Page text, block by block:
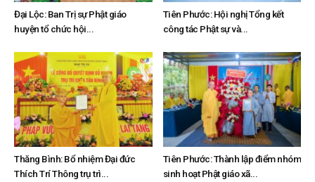
Đại Lộc: Ban Trị sự Phật giáo
huyện tổ chức hội...
Tiên Phước: Hội nghị Tổng kết
công tác Phật sự và...
Thăng Bình: Bổ nhiệm Đại đức
Thích Trí Thông trụ trì...
Tiên Phước: Thành lập điểm nhóm
sinh hoạt Phật giáo xã...